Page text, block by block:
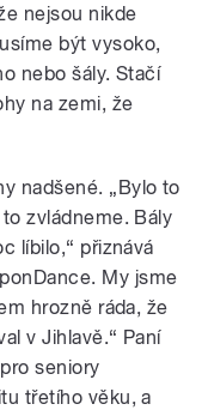
nejsou nikde
být vysoko,
nebo šály. Stačí
na zemi, že
nadšené. „Bylo to
zvládneme. Bály
líbilo,“ přiznává
My jsme
hrozně ráda, že
v Jihlavě.“ Paní
seniory
třetího věku, a